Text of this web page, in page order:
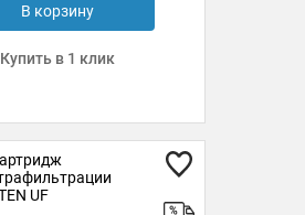
В корзину
Купить в 1 клик